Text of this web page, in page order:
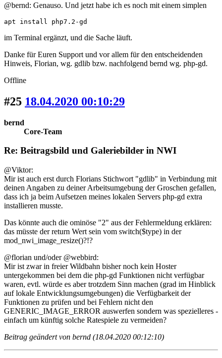
@bernd: Genauso. Und jetzt habe ich es noch mit einem simplen
apt install php7.2-gd
im Terminal ergänzt, und die Sache läuft.
Danke für Euren Support und vor allem für den entscheidenden
Hinweis, Florian, wg. gdlib bzw. nachfolgend bernd wg. php-gd.
Offline
#25 18.04.2020 00:10:29
bernd
Core-Team
Re: Beitragsbild und Galeriebilder in NWI
@Viktor:
Mir ist auch erst durch Florians Stichwort "gdlib" in Verbindung mit
deinen Angaben zu deiner Arbeitsumgebung der Groschen gefallen,
dass ich ja beim Aufsetzen meines lokalen Servers php-gd extra
installieren musste.
Das könnte auch die ominöse "2" aus der Fehlermeldung erklären:
das müsste der return Wert sein vom switch($type) in der
mod_nwi_image_resize()?!?
@florian und/oder @webbird:
Mir ist zwar in freier Wildbahn bisher noch kein Hoster
untergekommen bei dem die php-gd Funktionen nicht verfügbar
waren, evtl. würde es aber trotzdem Sinn machen (grad im Hinblick
auf lokale Entwicklungsumgebungen) die Verfügbarkeit der
Funktionen zu prüfen und bei Fehlern nicht den
GENERIC_IMAGE_ERROR auswerfen sondern was spezielleres -
einfach um künftig solche Ratespiele zu vermeiden?
Beitrag geändert von bernd (18.04.2020 00:12:10)